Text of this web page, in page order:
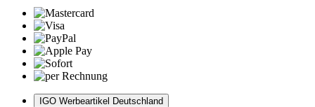
IGO Werbeartikel Deutschland